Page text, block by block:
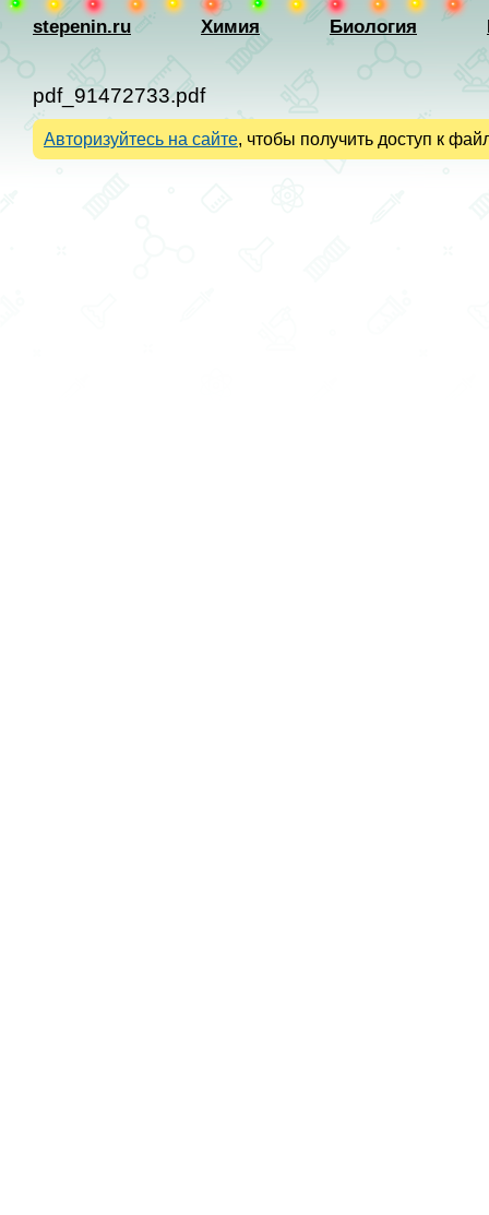
stepenin.ru Химия Биология
pdf_91472733.pdf
Авторизуйтесь на сайте, чтобы получить доступ к